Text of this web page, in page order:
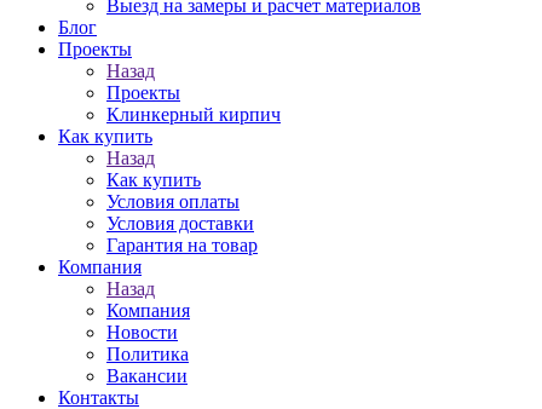
Выезд на замеры и расчет материалов
Блог
Проекты
Назад
Проекты
Клинкерный кирпич
Как купить
Назад
Как купить
Условия оплаты
Условия доставки
Гарантия на товар
Компания
Назад
Компания
Новости
Политика
Вакансии
Контакты